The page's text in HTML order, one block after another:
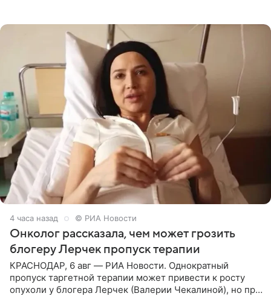
4 часа назад © РИА Новости
Онколог рассказала, чем может грозить
блогеру Лерчек пропуск терапии
КРАСНОДАР, 6 авг — РИА Новости. Однократный
пропуск таргетной терапии может привести к росту
опухоли у блогера Лерчек (Валерии Чекалиной), но при